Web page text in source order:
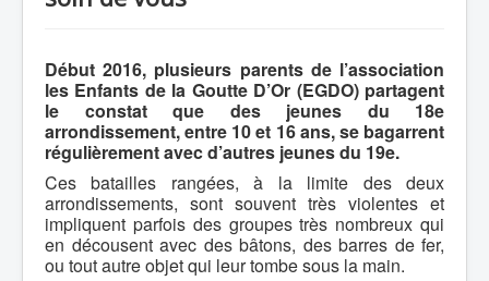
Début 2016, plusieurs parents de l’association
les Enfants de la Goutte D’Or (EGDO) partagent
le constat que des jeunes du 18e
arrondissement, entre 10 et 16 ans, se bagarrent
régulièrement avec d’autres jeunes du 19e.
Ces batailles rangées, à la limite des deux
arrondissements, sont souvent très violentes et
impliquent parfois des groupes très nombreux qui
en décousent avec des bâtons, des barres de fer,
ou tout autre objet qui leur tombe sous la main.